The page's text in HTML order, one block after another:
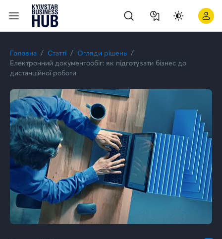
Головна Статті
Огляди рішень
Електронний документообіг: як підготувати бізнес до
дистанційної роботи
Електронний документообіг: як підготувати бізнес до